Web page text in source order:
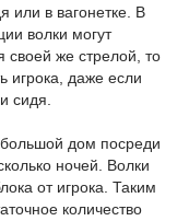
или в вагонетке. В
волки могут
своей же стрелой, то
игрока, даже если
сидя.
дом посреди
ночей. Волки
от игрока. Таким
количество